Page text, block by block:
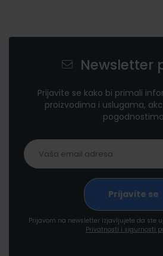
Newsletter
Prijavite se kako bi primali
proizvodima i uslugama,
pogodnostima
Prijavom na newsletter izjavljujete da ste
Privatnosti i sigurnosti